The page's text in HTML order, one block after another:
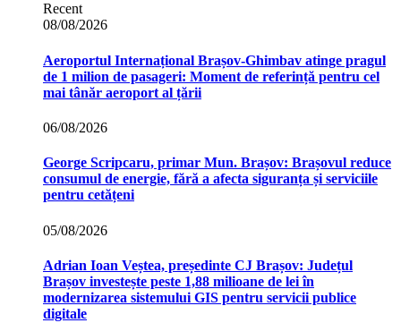
Recent
08/08/2026
Aeroportul Internațional Brașov‑Ghimbav atinge pragul
de 1 milion de pasageri: Moment de referință pentru cel
mai tânăr aeroport al țării
06/08/2026
George Scripcaru, primar Mun. Brașov: Brașovul reduce
consumul de energie, fără a afecta siguranța și serviciile
pentru cetățeni
05/08/2026
Adrian Ioan Veștea, președinte CJ Brașov: Județul
Brașov investește peste 1,88 milioane de lei în
modernizarea sistemului GIS pentru servicii publice
digitale